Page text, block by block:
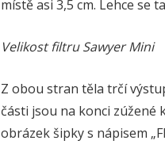
místě asi 3,5 cm. Lehce se
Velikost filtru Sawyer Mini
Z obou stran těla trčí
části jsou na konci zúžené
obrázek šipky s nápisem